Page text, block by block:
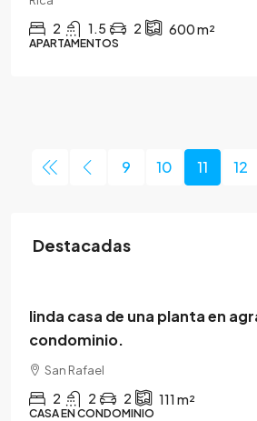
2 1.5 2 600m²
APARTAMENTOS
9 10 11 12
Destacadas
linda casa de una planta en
condominio.
San Rafael
2 2 2 111 m²
CASA EN CONDOMINIO